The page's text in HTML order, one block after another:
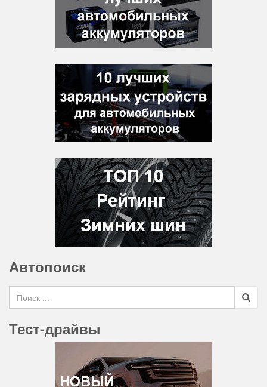
Автопоиск
Search for
Тест-драйвы